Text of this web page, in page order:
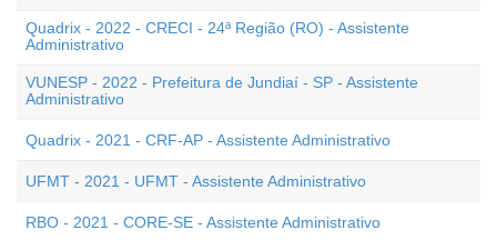
Quadrix - 2022 - CRECI - 24ª Região (RO) - Assistente
Administrativo
VUNESP - 2022 - Prefeitura de Jundiaí - SP - Assistente
Administrativo
Quadrix - 2021 - CRF-AP - Assistente Administrativo
UFMT - 2021 - UFMT - Assistente Administrativo
RBO - 2021 - CORE-SE - Assistente Administrativo